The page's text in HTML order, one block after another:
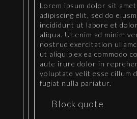
Lorem ipsum dolor sit
adipiscing elit, sed do
incididunt ut labore et
aliqua. Ut enim ad minim
nostrud exercitation
ut aliquip ex ea commodo
aute irure dolor in
voluptate velit esse cillum
fugiat nulla pariatur.
Block quote